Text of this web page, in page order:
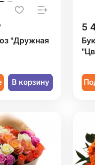
"Дружная
В корзину
5